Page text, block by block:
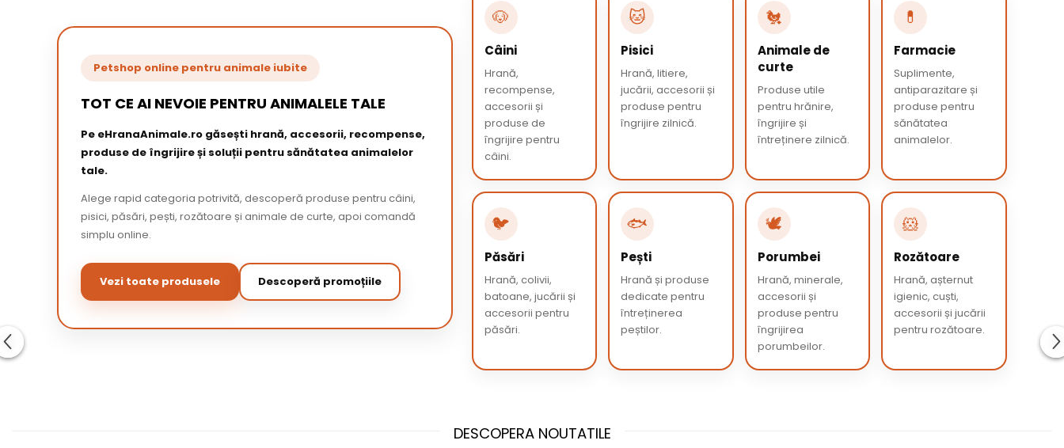
Petshop online pentru animale iubite
TOT CE AI NEVOIE PENTRU ANIMALELE TALE
Pe eHranaAnimale.ro găsești hrană, accesorii, recompense,
produse de îngrijire și soluții pentru sănătatea animalelor
tale.
Alege rapid categoria potrivită, descoperă produse pentru câini,
pisici, păsări, pești, rozătoare și animale de curte, apoi comandă
simplu online.
Vezi toate produsele Descoperă promoțiile
🐶
Câini
Hrană,
recompense,
accesorii și
produse de
îngrijire pentru
câini.
🐱
Pisici
Hrană, litiere,
jucării, accesorii și
produse pentru
îngrijire zilnică.
🐔
Animale de
curte
Produse utile
pentru hrănire,
îngrijire și
întreținere zilnică.
💊
Farmacie
Suplimente,
antiparazitare și
produse pentru
sănătatea
animalelor.
🐦
Păsări
Hrană, colivii,
batoane, jucării și
accesorii pentru
păsări.
🐟
Pești
Hrană și produse
dedicate pentru
întreținerea
peștilor.
🕊️
Porumbei
Hrană, minerale,
accesorii și
produse pentru
îngrijirea
porumbeilor.
🐹
Rozătoare
Hrană, așternut
igienic, cuști,
accesorii și jucării
pentru rozătoare.
DESCOPERA NOUTATILE